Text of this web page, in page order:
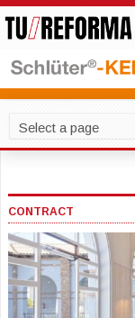
CONTRACT